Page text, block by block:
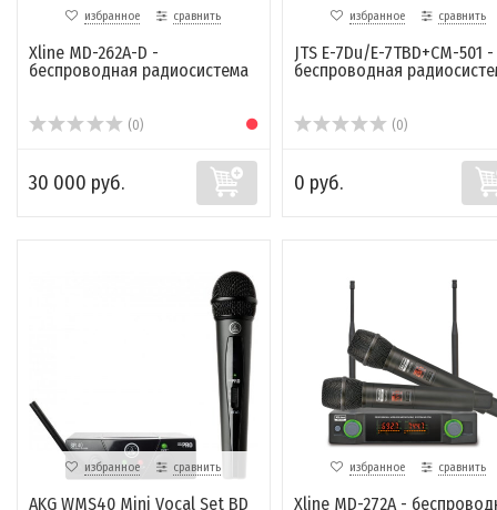
избранное сравнить
Xline MD-262A-D -
беспроводная радиосистема
(0)
30 000 руб.
избранное сравнить
JTS E-7Du/E-7TBD+CM-501 -
беспроводная
(0)
0 руб.
избранное сравнить
AKG WMS40 Mini Vocal Set BD
избранное сравнить
Xline MD-272A -